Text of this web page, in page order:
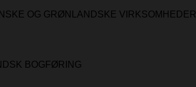
OG GRØNLANDSKE VIRKSOMHEDER
BOGFØRING